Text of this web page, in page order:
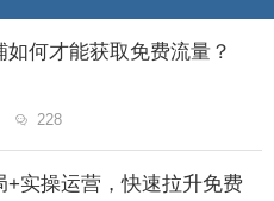
如何才能获取免费流量？
 228
+实操运营，快速拉升免费